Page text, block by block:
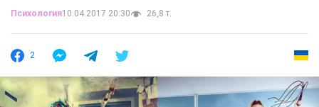
Психология10.04.2017 20:30 26,8 т.
2